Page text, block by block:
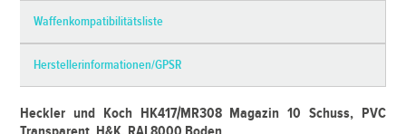
Waffenkompatibilitätsliste
Herstellerinformationen/GPSR
Heckler und Koch HK417/MR308 Magazin 10 Schuss, PVC